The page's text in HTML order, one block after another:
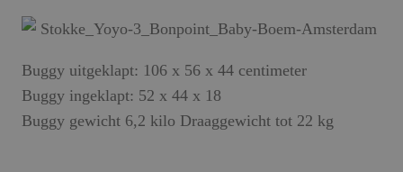
Buggy uitgeklapt: 106 x 56 x 44 centimeter
Buggy ingeklapt: 52 x 44 x 18
Buggy gewicht 6,2 kilo Draaggewicht tot 22 kg